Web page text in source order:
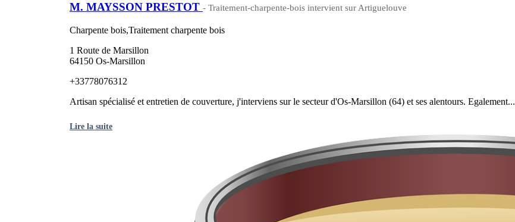
M. MAYSSON PRESTOT - Traitement-charpente-bois intervient sur Artiguelouve
Charpente bois,Traitement charpente bois
1 Route de Marsillon
64150 Os-Marsillon
+33778076312
Artisan spécialisé et entretien de couverture, j'interviens sur le secteur d'Os-Marsillon (64) et ses alentours. Egalement...
Lire la suite